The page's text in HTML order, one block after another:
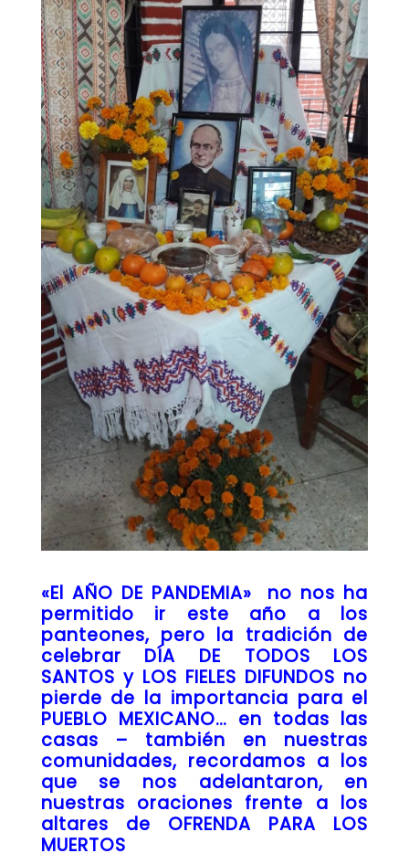
«El AÑO DE PANDEMIA» no nos ha
permitido ir este año a los
panteones, pero la tradición de
celebrar DÍA DE TODOS LOS
SANTOS y LOS FIELES DIFUNDOS no
pierde de la importancia para el
PUEBLO MEXICANO… en todas las
casas – también en nuestras
comunidades, recordamos a los
que se nos adelantaron, en
nuestras oraciones frente a los
altares de OFRENDA PARA LOS
MUERTOS